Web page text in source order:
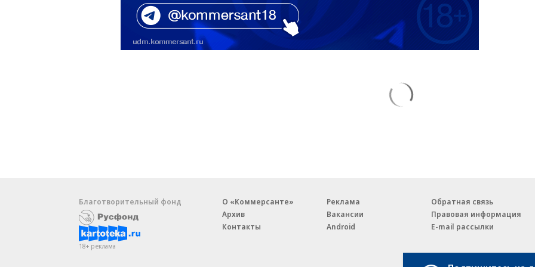
Благотворительный фонд
18+ реклама
О «Коммерсанте»
Архив
Контакты
Реклама
Вакансии
Android
Обратная связь
Правовая информация
E-mail рассылки